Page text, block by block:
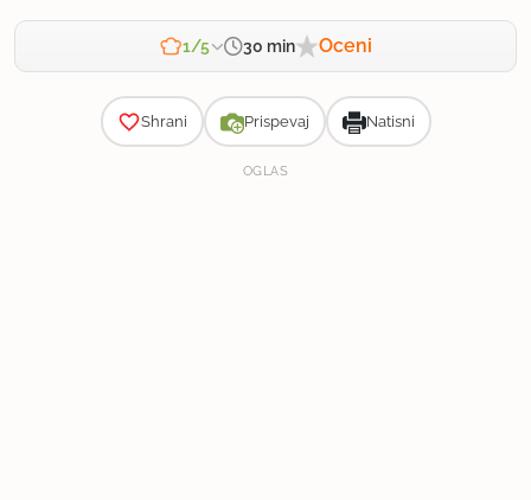
1/5 30 min Oceni
Shrani Prispevaj Natisni
OGLAS